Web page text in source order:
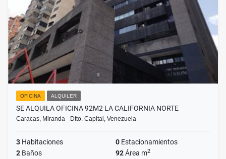
OFICINA ALQUILER
SE ALQUILA OFICINA 92M2 LA CALIFORNIA NORTE
Caracas, Miranda - Dtto. Capital, Venezuela
3 Habitaciones 0 Estacionamientos
2 Baños 92Área m2